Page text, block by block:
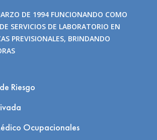
DE 1994 FUNCIONANDO COMO
SERVICIOS DE LABORATORIO EN
PREVISIONALES, BRINDANDO
Riesgo
Ocupacionales